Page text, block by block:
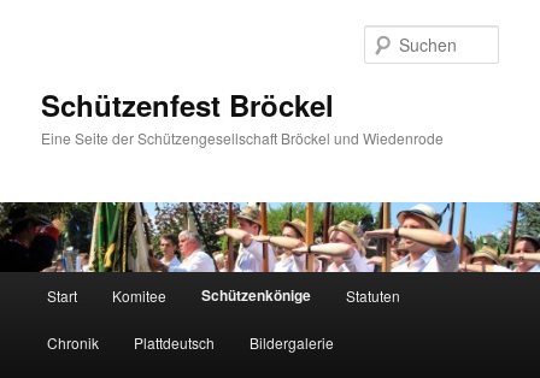
Schützenfest Bröckel
Eine Seite der Schützengesellschaft Bröckel und Wiedenrode
Start Komitee Schützenkönige Statuten
Chronik Plattdeutsch Bildergalerie